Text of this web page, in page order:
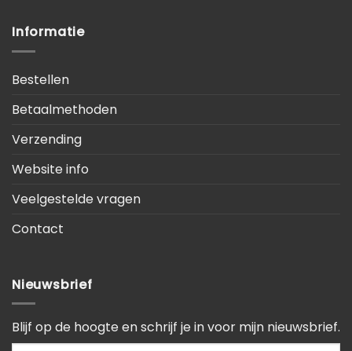
Informatie
Bestellen
Betaalmethoden
Verzending
Website info
Veelgestelde vragen
Contact
Nieuwsbrief
Blijf op de hoogte en schrijf je in voor mijn nieuwsbrief.